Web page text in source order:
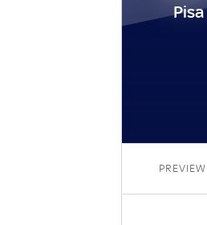
Pisa
PREVIEW